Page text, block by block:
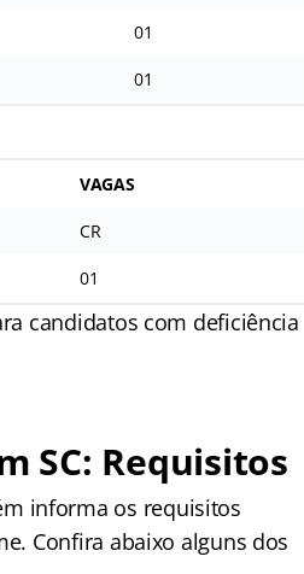
01
01
VAGAS
CR
01
candidatos com deficiência
SC: Requisitos
informa os requisitos
Confira abaixo alguns dos